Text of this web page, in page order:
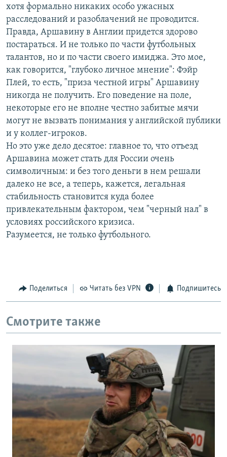
хотя формально никаких особо ужасных
расследований и разоблачений не проводится.
Правда, Аршавину в Англии придется здорово
постараться. И не только по части футбольных
талантов, но и по части своего имиджа. Это мое,
как говорится, "глубоко личное мнение": Фэйр
Плей, то есть, "приза честной игры" Аршавину
никогда не получить. Его поведение на поле,
некоторые его не вполне честно забитые мячи
могут не вызвать понимания у английской публики
и у коллег-игроков.
Но это уже дело десятое: главное то, что отъезд
Аршавина может стать для России очень
символичным: и без того деньги в нем решали
далеко не все, а теперь, кажется, легальная
стабильность становится куда более
привлекательным фактором, чем "черный нал" в
условиях российского кризиса.
Разумеется, не только футбольного.
Поделиться Читать без VPN Подпишитесь
Смотрите также